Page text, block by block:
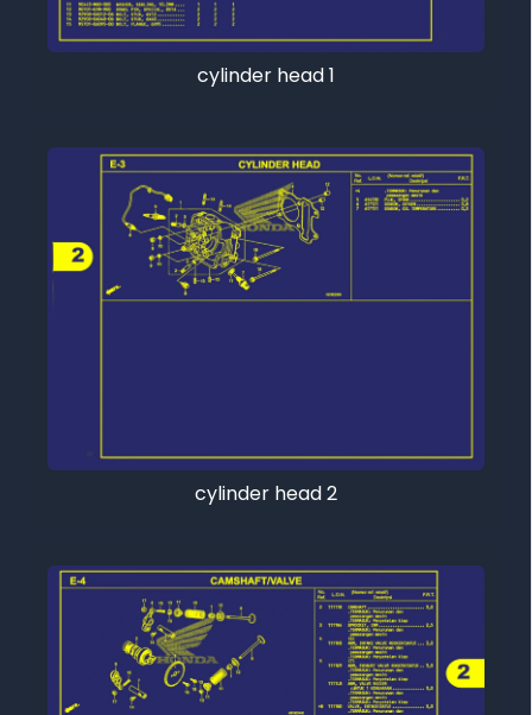
cylinder head 1
cylinder head 2